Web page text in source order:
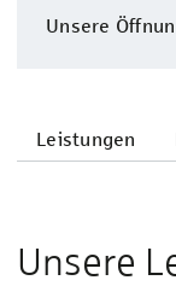
Unsere
Leistungen
Unsere